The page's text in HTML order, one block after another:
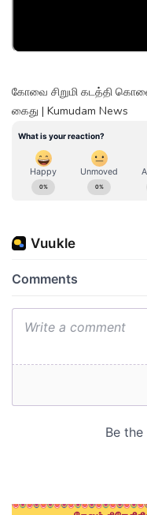
கோவை சிறுமி கடத்தி
கைது | Kumudam News